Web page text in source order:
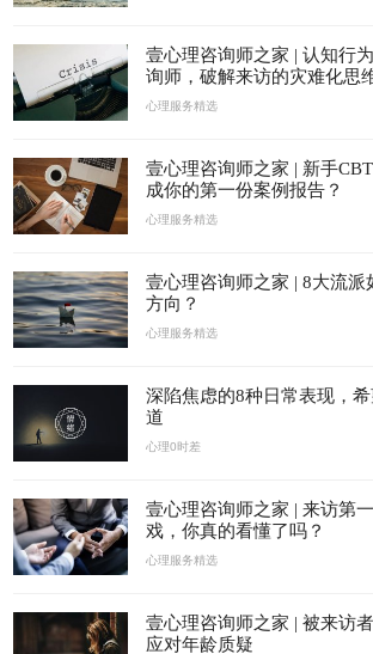
壹心理咨询师之家 | 认知行
询师，破解来访的灾难化思
心理服务精选
壹心理咨询师之家 | 新手
成你的第一份案例报告？
心理服务精选
壹心理咨询师之家 | 8大流派
方向？
心理服务精选
深陷焦虑的8种日常表现，
道
心理0时差
壹心理咨询师之家 | 来访第
戏，你真的看懂了吗？
心理服务精选
壹心理咨询师之家 | 被来访
应对年龄质疑